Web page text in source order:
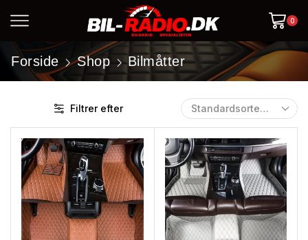
0
Forside Shop Bilmåtter
Filtrer efter